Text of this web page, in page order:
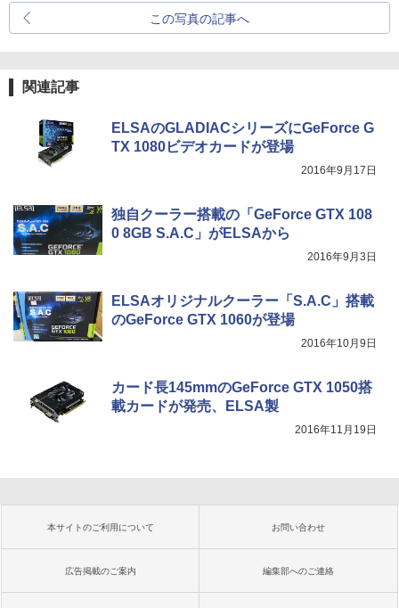
この写真の記事へ
関連記事
ELSAのGLADIACシリーズにGeForce G
TX 1080ビデオカードが登場
2016年9月17日
独自クーラー搭載の「GeForce GTX 108
0 8GB S.A.C」がELSAから
2016年9月3日
ELSAオリジナルクーラー「S.A.C」搭載
のGeForce GTX 1060が登場
2016年10月9日
カード長145mmのGeForce GTX 1050搭
載カードが発売、ELSA製
2016年11月19日
本サイトのご利用について お問い合わせ
広告掲載のご案内 編集部へのご連絡